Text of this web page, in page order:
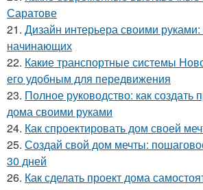
Саратове
21. Дизайн интерьера своими
начинающих
22. Какие транспортные системы
его удобным для передвижения
23. Полное руководство: как создать
дома своими руками
24. Как спроектировать дом своей
25. Создай свой дом мечты:
30 дней
26. Как сделать проект дома